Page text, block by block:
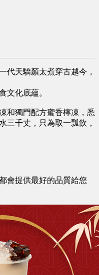
代天驕顏太煮穿古越今，
文化底蘊。
和獨門配方蜜香檸凍，悉
三千丈，只為取一瓢飲，
會提供最好的品質給您